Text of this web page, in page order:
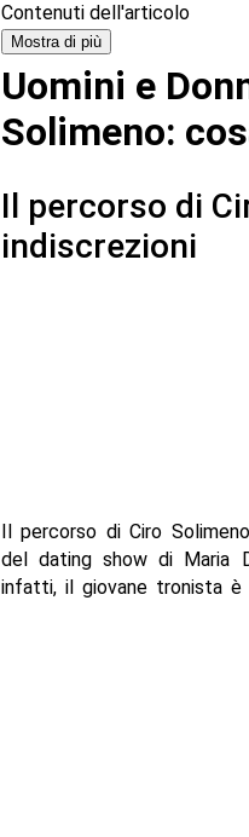
Contenuti dell'articolo
Mostra di più
Uomini e
Solimeno:
Il percorso di
indiscrezioni
Il percorso di Ciro
del dating show di Maria
infatti, il giovane tronista è